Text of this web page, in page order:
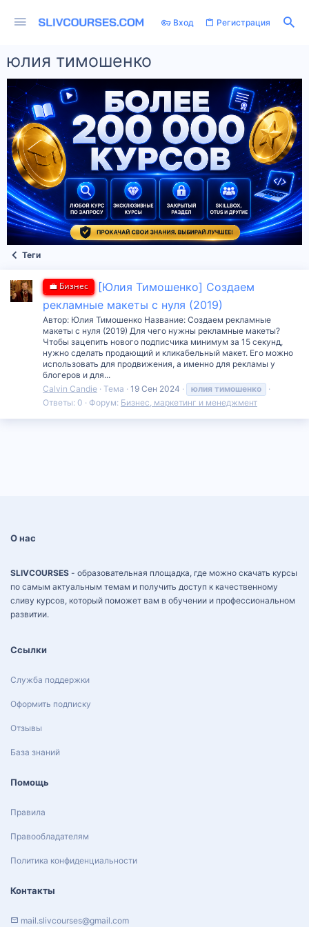
Вход Регистрация
юлия тимошенко
Теги
💼 Бизнес
[Юлия Тимошенко] Создаем
рекламные макеты с нуля (2019)
Автор: Юлия Тимошенко Название: Создаем рекламные
макеты с нуля (2019) Для чего нужны рекламные макеты?
Чтобы зацепить нового подписчика минимум за 15 секунд,
нужно сделать продающий и кликабельный макет. Его можно
использовать для продвижения, а именно для рекламы у
блогеров и для...
Calvin Candie Тема 19 Сен 2024 юлия тимошенко
Ответы: 0
Форум: Бизнес, маркетинг и менеджмент
О нас
SLIVCOURSES - образовательная площадка, где можно скачать курсы
по самым актуальным темам и получить доступ к качественному
сливу курсов, который поможет вам в обучении и профессиональном
развитии.
Ссылки
Служба поддержки
Оформить подписку
Отзывы
База знаний
Помощь
Правила
Правообладателям
Политика конфиденциальности
Контакты
mail.slivcourses@gmail.com